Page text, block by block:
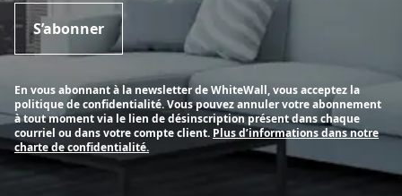
S’abonner
En vous abonnant à la newsletter de WhiteWall, vous acceptez la
politique de confidentialité. Vous pouvez annuler votre abonnement
à tout moment via le lien de désinscription présent dans chaque
courriel ou dans votre compte client. Plus d’informations dans notre
charte de confidentialité.